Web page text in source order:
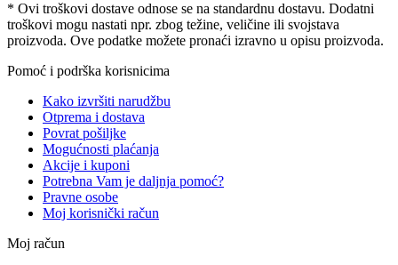
* Ovi troškovi dostave odnose se na standardnu ​​dostavu. Dodatni
troškovi mogu nastati npr. zbog težine, veličine ili svojstava
proizvoda. Ove podatke možete pronaći izravno u opisu proizvoda.
Pomoć i podrška korisnicima
Kako izvršiti narudžbu
Otprema i dostava
Povrat pošiljke
Mogućnosti plaćanja
Akcije i kuponi
Potrebna Vam je daljnja pomoć?
Pravne osobe
Moj korisnički račun
Moj račun